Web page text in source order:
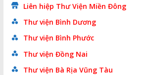
Liên hiệp Thư Viện Miền Đông
Thư viện Bình Dương
Thư viện Bình Phước
Thư viện Đồng Nai
Thư viện Bà Rịa Vũng Tàu